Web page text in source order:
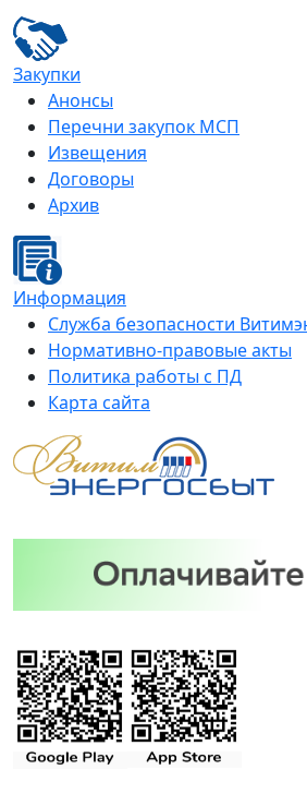
Закупки
Анонсы
Перечни закупок МСП
Извещения
Договоры
Архив
Информация
Служба безопасности
Нормативно-правовые акты
Политика работы с ПД
Карта сайта